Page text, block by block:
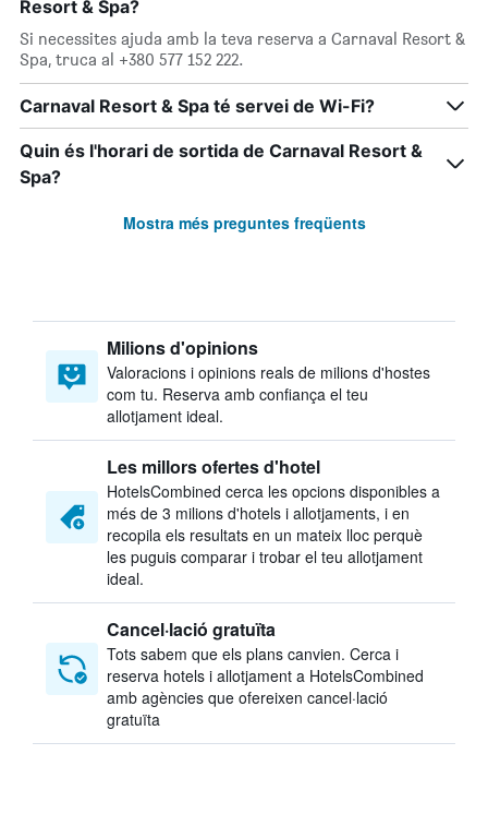
Resort & Spa?
Si necessites ajuda amb la teva reserva a Carnaval Resort &
Spa, truca al +380 577 152 222.
Carnaval Resort & Spa té servei de Wi-Fi?
Quin és l'horari de sortida de Carnaval Resort &
Spa?
Mostra més preguntes freqüents
Milions d'opinions
Valoracions i opinions reals de milions d'hostes
com tu. Reserva amb confiança el teu
allotjament ideal.
Les millors ofertes d'hotel
HotelsCombined cerca les opcions disponibles a
més de 3 milions d'hotels i allotjaments, i en
recopila els resultats en un mateix lloc perquè
les puguis comparar i trobar el teu allotjament
ideal.
Cancel·lació gratuïta
Tots sabem que els plans canvien. Cerca i
reserva hotels i allotjament a HotelsCombined
amb agències que ofereixen cancel·lació
gratuïta